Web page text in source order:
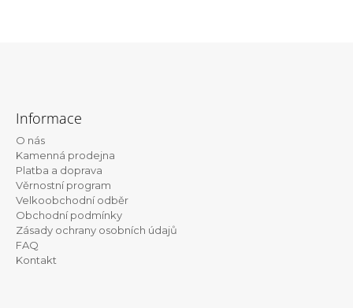
Informace
O nás
Kamenná prodejna
Platba a doprava
Věrnostní program
Velkoobchodní odběr
Obchodní podmínky
Zásady ochrany osobních údajů
FAQ
Kontakt